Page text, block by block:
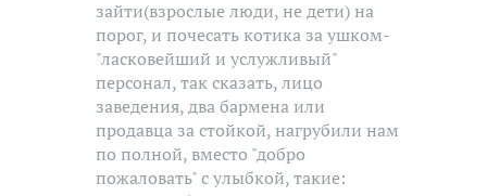
зайти(взрослые люди, не дети) на
порог, и почесать котика за ушком-
"ласковейший и услужливый"
персонал, так сказать, лицо
заведения, два бармена или
продавца за стойкой, нагрубили нам
по полной, вместо "добро
пожаловать" с улыбкой, такие: